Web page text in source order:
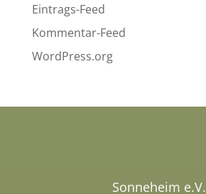
Eintrags-Feed
Kommentar-Feed
WordPress.org
Sonneheim e.V.